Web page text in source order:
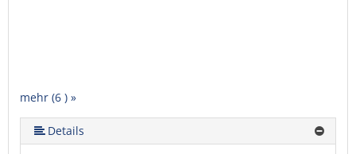
mehr (6 ) »
mehr (6 ) »
mehr (6 ) »
Details